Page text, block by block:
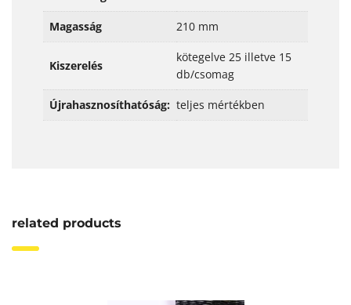
Magasság 210 mm
Kiszerelés
kötegelve 25 illetve 15
db/csomag
Újrahasznosíthatóság: teljes mértékben
related products